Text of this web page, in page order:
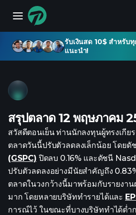
รับเงินสด 10$ สำหรับ
แนะนำ!
สรุปตลาด 12 พฤษภาคม
สวัสดีตอนเย็น ท่านนักลงทุนผู้ทรงเกีย
ตลาดวันนี้ปรับตัวลดลงเล็กน้อย โดยดั
(GSPC) ปิดลบ 0.16% และดัชนี
ปรับตัวลดลงอย่างมีนัยสำคัญถึง
ตลาดในวงกว้างนี้มาพร้อมกับรายงา
มาก โดยหลายบริษัททำรายได้และ
การณ์ไว้ ในขณะที่บางบริษัททำได้ต่ำ